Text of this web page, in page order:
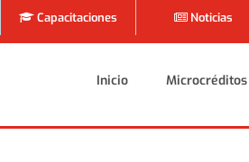
Capacitaciones Noticias
Inicio Microcréditos
Inicio Microcréditos